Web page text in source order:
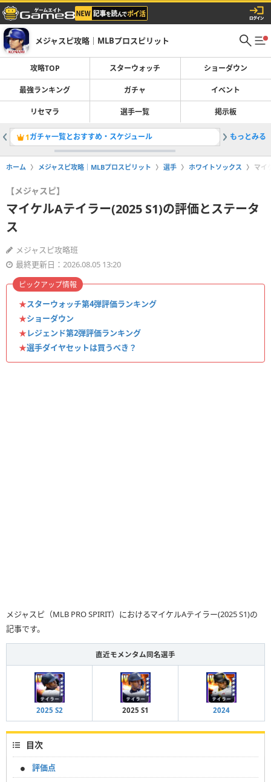
メジャスピ攻略｜MLBプロスピリット
攻略TOP スターウォッチ ショーダウン
最強ランキング ガチャ イベント
リセマラ 選手一覧 掲示板
1ガチャ一覧とおすすめ・スケジュール 2最強選
もっとみる
ホーム メジャスピ攻略｜MLBプロスピリット 選手 ホワイトソックス マイ
【メジャスピ】
マイケルAテイラー(2025 S1)の評価とステータ
ス
メジャスピ攻略班
最終更新日：2026.08.05 13:20
★スターウォッチ第4弾評価ランキング
★ショーダウン
★レジェンド第2弾評価ランキング
★選手ダイヤセットは買うべき？
ピックアップ情報
メジャスピ（MLB PRO SPIRIT）におけるマイケルAテイラー(2025 S1)の
記事です。
直近モメンタム同名選手
2025 S2 2025 S1 2024
目次
評価点